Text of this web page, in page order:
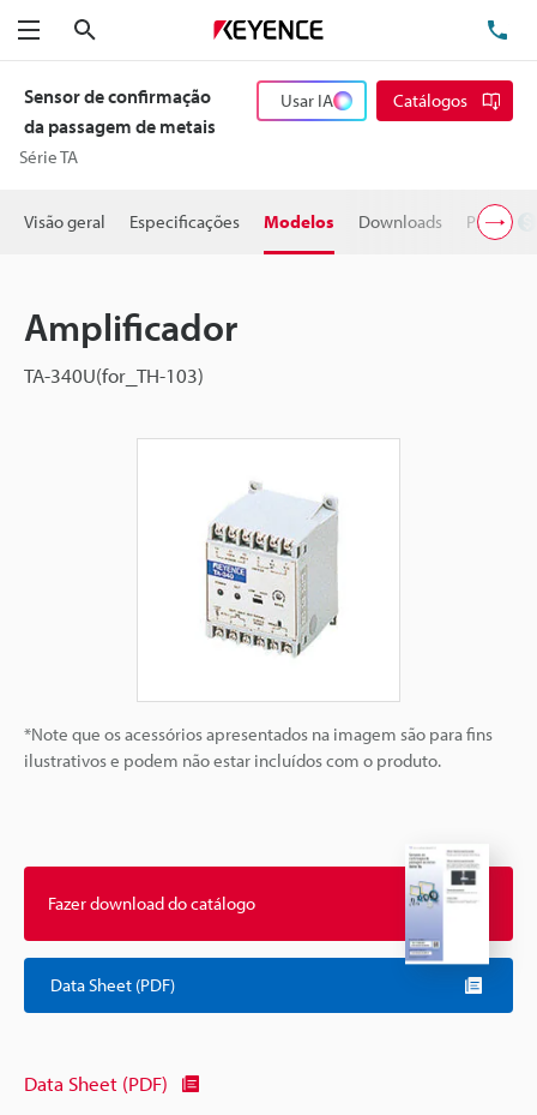
Menu
Sensor de confirmação
da passagem de metais
Série TA
Usar IA Catálogos
Visão geral Especificações Modelos Downloads Preço
Amplificador
TA-340U(for_TH-103)
*Note que os acessórios apresentados na imagem são para fins
ilustrativos e podem não estar incluídos com o produto.
Fazer download do catálogo
Data Sheet (PDF)
Data Sheet (PDF)